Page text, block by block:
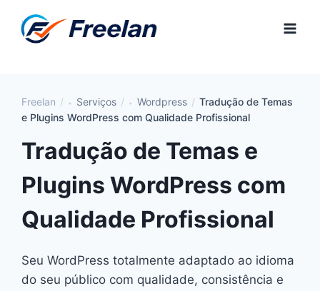
para
Freelan Serviços Wordpress
Tradução de Temas
e Plugins WordPress com Qualidade Profissional
Tradução de Temas e
Plugins WordPress com
Qualidade Profissional
Seu WordPress totalmente adaptado ao idioma
do seu público com qualidade, consistência e